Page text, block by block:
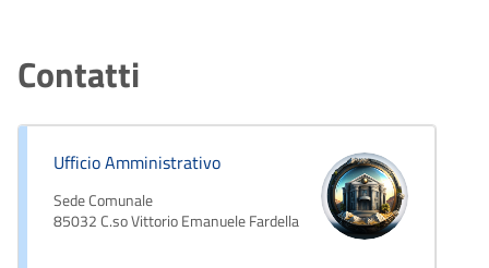
Contatti
Ufficio Amministrativo
Sede Comunale
85032 C.so Vittorio Emanuele Fardella